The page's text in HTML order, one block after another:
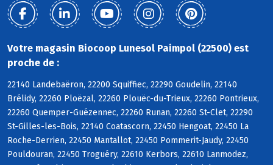
Votre magasin Biocoop Lunesol Paimpol (22500) est
proche de :
22140 Landebaëron, 22200 Squiffiec, 22290 Goudelin, 22140
Brélidy, 22260 Ploëzal, 22260 Plouëc-du-Trieux, 22260 Pontrieux,
22260 Quemper-Guézennec, 22260 Runan, 22260 St-Clet, 22290
St-Gilles-les-Bois, 22140 Coatascorn, 22450 Hengoat, 22450 La
Roche-Derrien, 22450 Mantallot, 22450 Pommerit-Jaudy, 22450
Pouldouran, 22450 Troguéry, 22610 Kerbors, 22610 Lanmodez,